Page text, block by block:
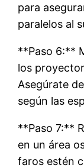
para
paralelos al
**Paso 6:**
los
Asegúrate
según las
**Paso 7:**
en un área
faros estén